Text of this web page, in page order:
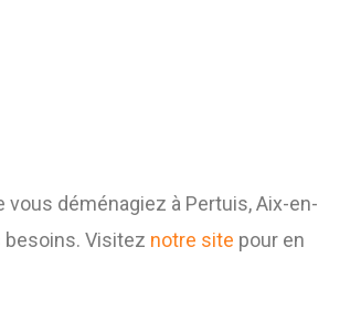
déménagiez à Pertuis, Aix-en-
besoins. Visitez notre site pour en